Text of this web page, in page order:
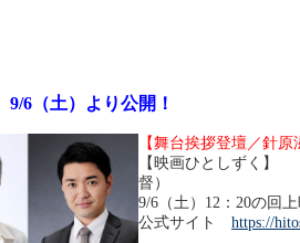
9/6（土）より公開！
【舞台挨拶登壇／針
【映画ひとしずく】
督）
9/6（土）12：20の回上
公式サイト https://